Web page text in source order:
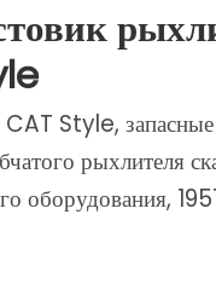
Style, запасные
рыхлителя
оборудования,